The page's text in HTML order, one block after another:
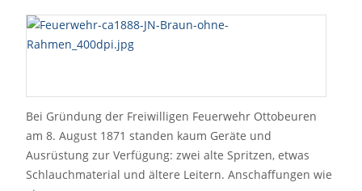
Bei Gründung der Freiwilligen Feuerwehr Ottobeuren
am 8. August 1871 standen kaum Geräte und
Ausrüstung zur Verfügung: zwei alte Spritzen, etwas
Schlauchmaterial und ältere Leitern. Anschaffungen wie